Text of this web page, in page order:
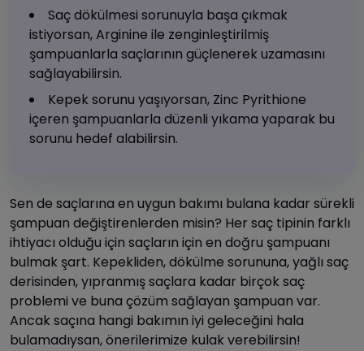
Saç dökülmesi sorunuyla başa çıkmak
istiyorsan, Arginine ile zenginleştirilmiş
şampuanlarla saçlarının güçlenerek uzamasını
sağlayabilirsin.
Kepek sorunu yaşıyorsan, Zinc Pyrithione
içeren şampuanlarla düzenli yıkama yaparak bu
sorunu hedef alabilirsin.
Sen de saçlarına en uygun bakımı bulana kadar sürekli
şampuan değiştirenlerden misin? Her saç tipinin farklı
ihtiyacı olduğu için saçların için en doğru şampuanı
bulmak şart. Kepekliden, dökülme sorununa, yağlı saç
derisinden, yıpranmış saçlara kadar birçok saç
problemi ve buna çözüm sağlayan şampuan var.
Ancak saçına hangi bakımın iyi geleceğini hala
bulamadıysan, önerilerimize kulak verebilirsin!